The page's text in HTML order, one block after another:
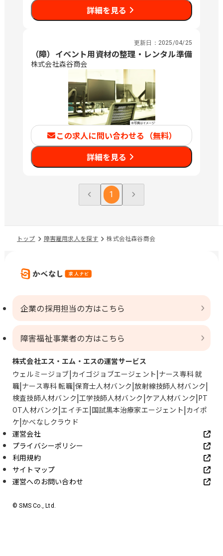
詳細を見る
更新日： 2025/04/25
（障）イベント用資材の整理・レンタル準備
株式会社森谷商会
この求人に問い合わせる（無料）
詳細を見る
1
トップ 障害雇用求人を探す 株式会社森谷商会
企業の採用担当の方はこちら
障害福祉事業者の方はこちら
株式会社エス・エム・エスの運営サービス
ウェルミージョブ カイゴジョブエージェント ナース専科 就
職 ナース専科 転職 保育士人材バンク 放射線技師人材バンク
検査技師人材バンク 工学技師人材バンク ケア人材バンク PT
OT人材バンク エイチエ 国試黒本治療家エージェント カイポ
ケ かべなしクラウド
運営会社
プライバシーポリシー
利用規約
サイトマップ
運営へのお問い合わせ
© SMS Co., Ltd.